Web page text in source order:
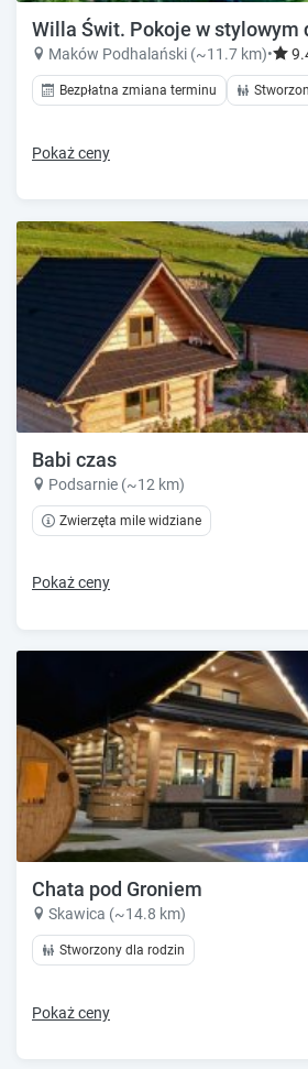
Willa Świt. Pokoje w stylowym
Maków Podhalański (~11.7 km)•
Bezpłatna zmiana terminu
Pokaż ceny
Babi czas
Podsarnie (~12 km)
Zwierzęta mile widziane
Pokaż ceny
Chata pod Groniem
Skawica (~14.8 km)
Stworzony dla rodzin
Pokaż ceny